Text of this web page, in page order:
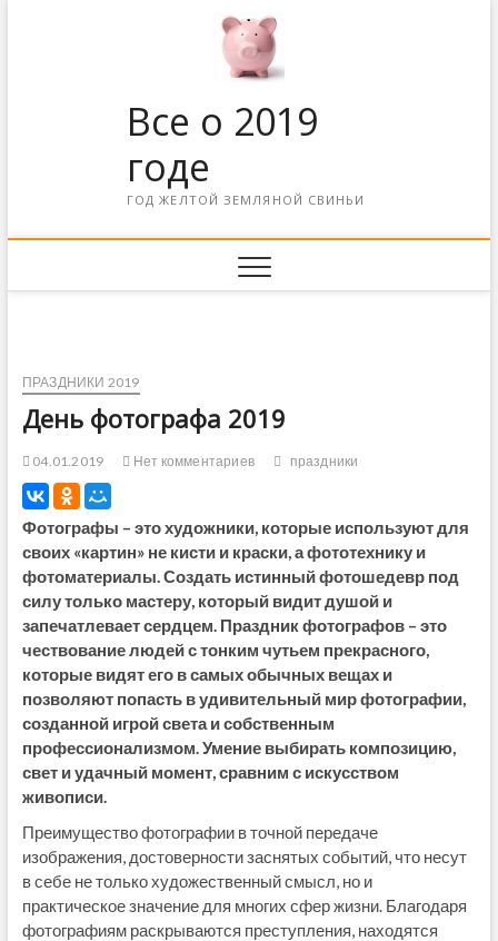
Все о 2019
годе
ГОД ЖЕЛТОЙ ЗЕМЛЯНОЙ СВИНЬИ
ПРАЗДНИКИ 2019
День фотографа 2019
04.01.2019 Нет комментариев праздники
Фотографы – это художники, которые используют для
своих «картин» не кисти и краски, а фототехнику и
фотоматериалы. Создать истинный фотошедевр под
силу только мастеру, который видит душой и
запечатлевает сердцем. Праздник фотографов – это
чествование людей с тонким чутьем прекрасного,
которые видят его в самых обычных вещах и
позволяют попасть в удивительный мир фотографии,
созданной игрой света и собственным
профессионализмом. Умение выбирать композицию,
свет и удачный момент, сравним с искусством
живописи.
Преимущество фотографии в точной передаче
изображения, достоверности заснятых событий, что несут
в себе не только художественный смысл, но и
практическое значение для многих сфер жизни. Благодаря
фотографиям раскрываются преступления, находятся